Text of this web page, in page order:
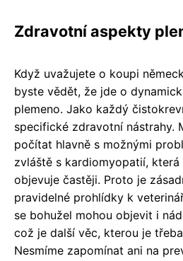
Zdravotní aspekty
Když uvažujete o koupi
byste vědět, že jde o
plemeno. Jako každý
specifické zdravotní nástrahy.
počítat hlavně s možnými
zvláště s kardiomyopatií,
objevuje častěji. Proto je
pravidelné prohlídky k
se bohužel mohou objevit i
což je další věc, kterou je
Nesmíme zapomínat ani na